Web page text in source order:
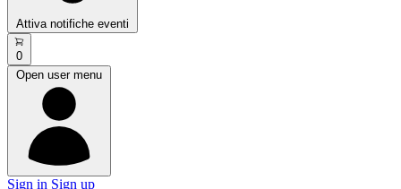
Attiva notifiche eventi
0
Open user menu
Sign in Sign up